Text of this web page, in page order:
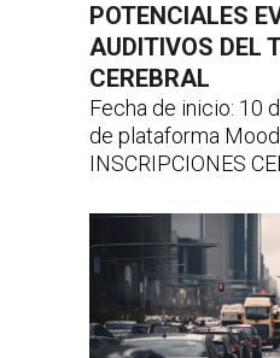
POTENCIALES
AUDITIVOS DEL
CEREBRAL
Fecha de inicio: 10
de plataforma
INSCRIPCIONES